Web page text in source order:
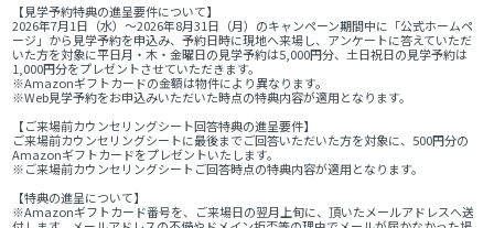
【見学予約特典の進呈要件について】
2026年7月1日（水）～2026年8月31日（月）のキャンペーン期間中に「公式ホームペ
ージ」から見学予約を申込み、予約日時に現地へ来場し、アンケートに答えていただ
いた方を対象に平日月・木・金曜日の見学予約は5,000円分、土日祝日の見学予約は
1,000円分をプレゼントさせていただきます。
※Amazonギフトカードの金額は物件により異なります。
※Web見学予約をお申込みいただいた時点の特典内容が適用となります。
【ご来場前カウンセリングシート回答特典の進呈要件】
ご来場前カウンセリングシートに最後までご回答いただいた方を対象に、500円分の
Amazonギフトカードをプレゼントいたします。
※ご来場前カウンセリングシートご回答時点の特典内容が適用となります。
【特典の進呈について】
※Amazonギフトカード番号を、ご来場日の翌月上旬に、頂いたメールアドレスへ送